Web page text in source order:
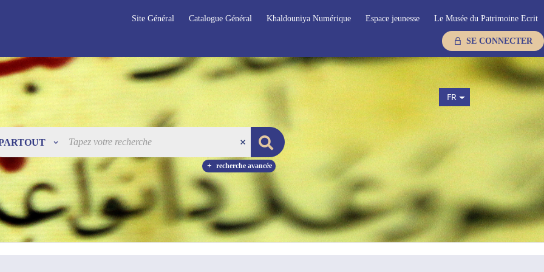
Site Général Catalogue Général Khaldouniya Numérique Espace jeunesse Le Musée du Patrimoine Ecrit
SE CONNECTER
recherche avancée
FR